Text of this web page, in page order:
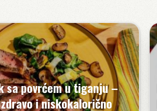
sa povrćem u tiganju –
i niskokalorično